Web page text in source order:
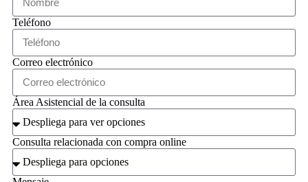
Teléfono
Correo electrónico
Área Asistencial de la consulta
Consulta relacionada con compra online